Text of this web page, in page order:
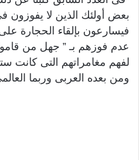
بعض أولئك الذين لا
فيسارعون بإلقاء الحجارة
عدم فوزهم بـ ” جهل من قاموا
لفهم مغامراتهم التى كانت
ومن بعده العربى وربما